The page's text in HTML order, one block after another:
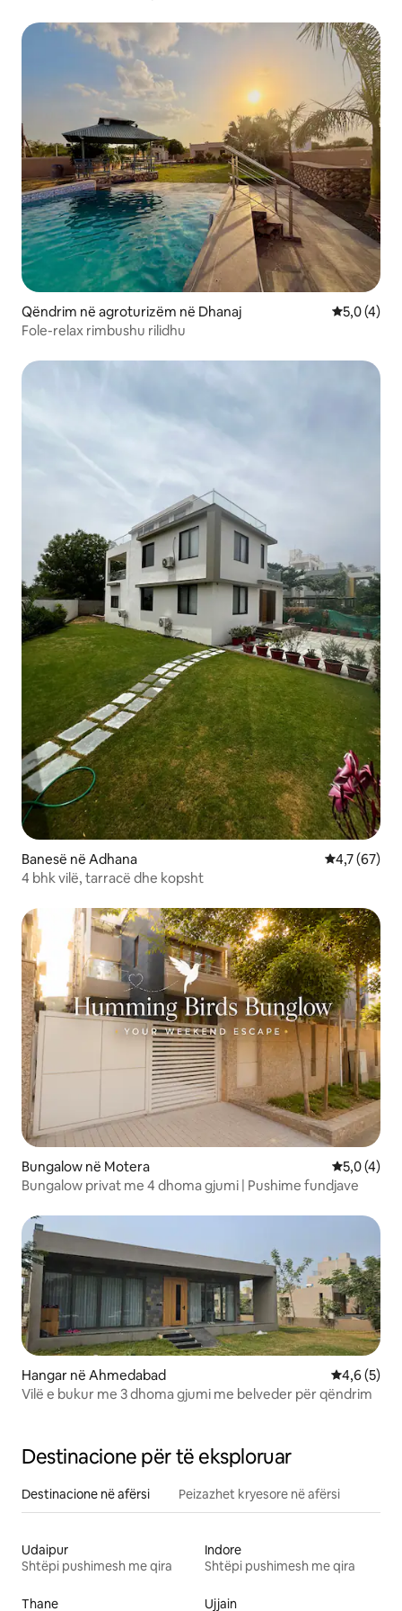
Qëndrim në agroturizëm në Dhanaj Vlerësimi
5,0 (4)
Fole-relax rimbushu rilidhu
Banesë në Adhana Vlerësimi
4,7 (67)
4 bhk vilë, tarracë dhe kopsht
Bungalow në Motera Vlerësimi
5,0 (4)
Bungalow privat me 4 dhoma gjumi | Pushime fundjave
Hangar në Ahmedabad Vlerësimi
4,6 (5)
Vilë e bukur me 3 dhoma gjumi me belveder për qëndrim
Destinacione për të eksploruar
Destinacione në afërsi Peizazhet kryesore në afërsi
Udaipur
Shtëpi pushimesh me qira
Indore
Shtëpi pushimesh me qira
Thane Ujjain